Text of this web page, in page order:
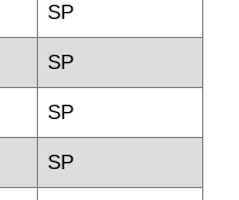
SP
SP
SP
SP